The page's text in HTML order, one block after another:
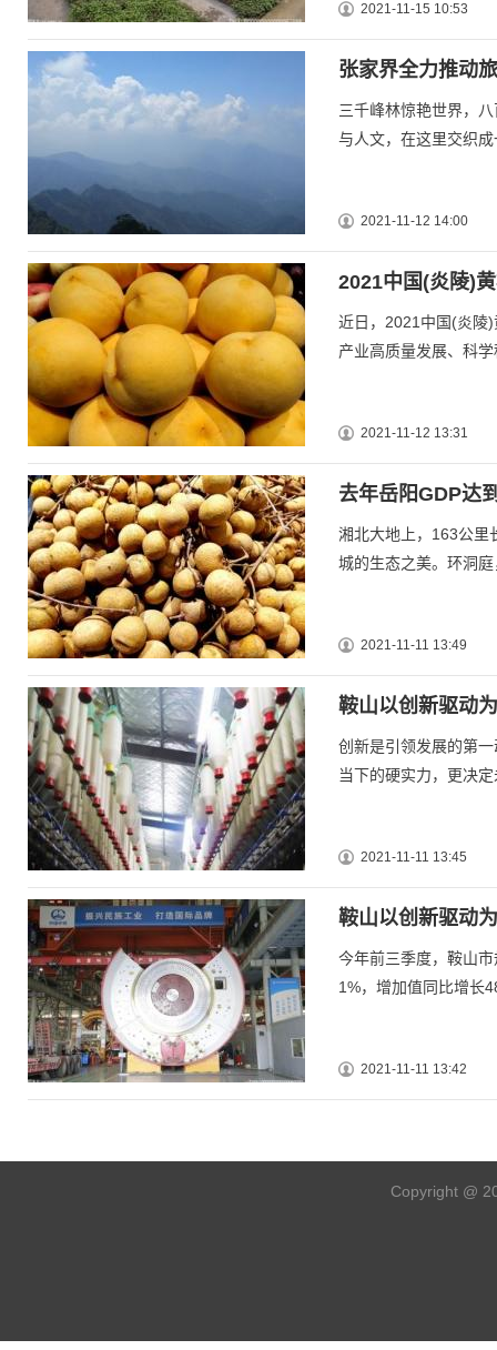
2021-11-15 10:53
张家界全力推动
三千峰林惊艳世界，
与人文，在这里交织
2021-11-12 14:00
2021中国(炎陵)
近日，2021中国(炎陵
产业高质量发展、科
2021-11-12 13:31
去年岳阳GDP达
湘北大地上，163公里
城的生态之美。环洞
2021-11-11 13:49
鞍山以创新驱动
创新是引领发展的第
当下的硬实力，更决
2021-11-11 13:45
鞍山以创新驱动
今年前三季度，鞍山
1%，增加值同比增长
2021-11-11 13:42
Copyright @